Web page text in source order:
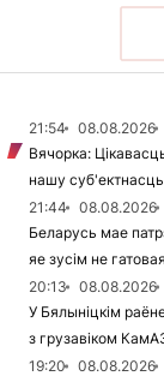
21:54 08.08.2026
Вячорка:
нашу суб'ектнасць
21:44
08.08.2026
Беларусь мае
яе зусім не
20:13
08.08.2026
У Бялыніцкім
з грузавіком
19:20
08.08.2026